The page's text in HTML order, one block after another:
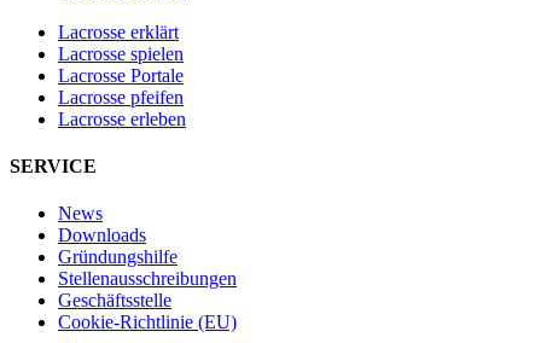
Lacrosse erklärt
Lacrosse spielen
Lacrosse Portale
Lacrosse pfeifen
Lacrosse erleben
SERVICE
News
Downloads
Gründungshilfe
Stellen­ausschreibungen
Geschäftsstelle
Cookie-Richtlinie (EU)